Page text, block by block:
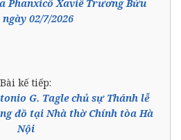
Phanxicô Xaviê Trương Bửu
02/7/2026
Bài kế tiếp:
G. Tagle chủ sự Thánh lễ
đồ tại Nhà thờ Chính tòa Hà
Nội